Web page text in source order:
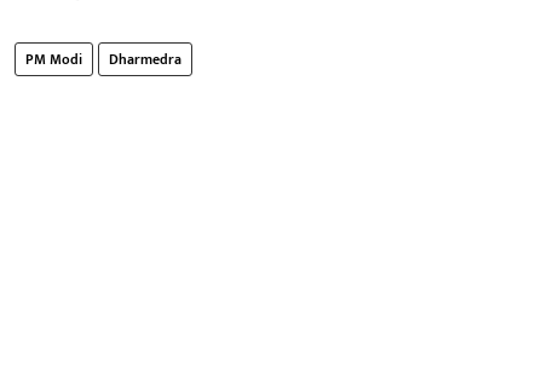
PM Modi Dharmedra